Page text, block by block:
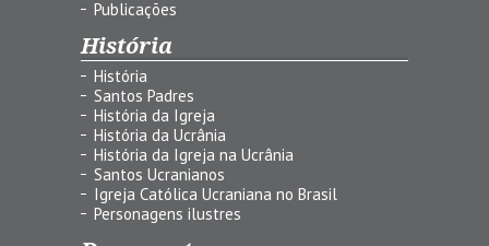
Publicações
História
História
Santos Padres
História da Igreja
História da Ucrânia
História da Igreja na Ucrânia
Santos Ucranianos
Igreja Católica Ucraniana no Brasil
Personagens ilustres